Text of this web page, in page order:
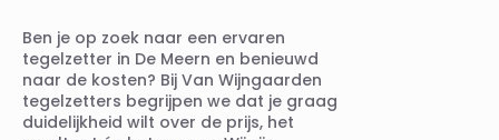
Ben je op zoek naar een ervaren
tegelzetter in De Meern en benieuwd
naar de kosten? Bij Van Wijngaarden
tegelzetters begrijpen we dat je graag
duidelijkheid wilt over de prijs, het